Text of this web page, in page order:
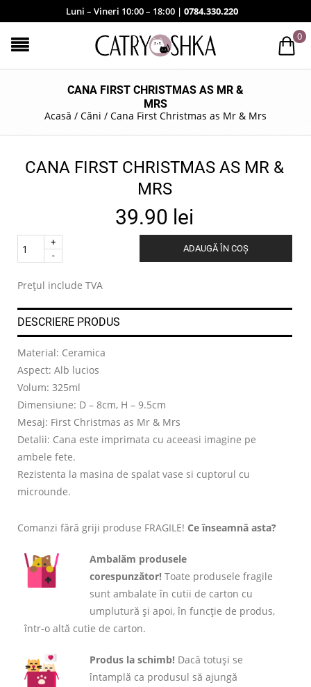
Luni – Vineri 10:00 – 18:00 | 0784.330.220
0
CANA FIRST CHRISTMAS AS MR &
MRS
Acasă / Căni / Cana First Christmas as Mr & Mrs
CANA FIRST CHRISTMAS AS MR &
MRS
39.90 lei
Quantity
ADAUGĂ ÎN COȘ
Prețul include TVA
DESCRIERE PRODUS
Material: Ceramica
Aspect: Alb lucios
Volum: 325ml
Dimensiune: D – 8cm, H – 9.5cm
Mesaj: First Christmas as Mr & Mrs
Detalii: Cana este imprimata cu aceeasi imagine pe
ambele fete.
Rezistenta la masina de spalat vase si cuptorul cu
microunde.
Comanzi fără griji produse FRAGILE! Ce înseamnă asta?
Ambalăm produsele
corespunzător! Toate produsele fragile
sunt ambalate în cutii de carton cu
umplutură și apoi, în funcție de produs,
într-o altă cutie de carton.
Produs la schimb! Dacă totuși se
întamplă ca produsul să ajungă